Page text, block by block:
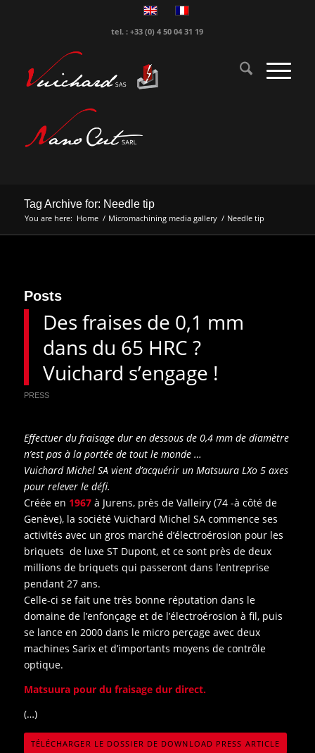
tel. : +33 (0) 4 50 04 31 19
Tag Archive for: Needle tip
You are here: Home / Micromachining media gallery / Needle tip
Posts
Des fraises de 0,1 mm
dans du 65 HRC ?
Vuichard s’engage !
PRESS
Effectuer du fraisage dur en dessous de 0,4 mm de diamètre
n’est pas à la portée de tout le monde …
Vuichard Michel SA vient d’acquérir un Matsuura LXo 5 axes
pour relever le défi.
Créée en 1967à Jurens, près de Valleiry (74 -à côté de
Genève), la société Vuichard Michel SA commence ses
activités avec un gros marché d’électroérosion pour les
briquets de luxe ST Dupont, et ce sont près de deux
millions de briquets qui passeront dans l’entreprise
pendant 27 ans.
Celle-ci se fait une très bonne réputation dans le
domaine de l’enfonçage et de l’électroérosion à fil, puis
se lance en 2000 dans le micro perçage avec deux
machines Sarix et d’importants moyens de contrôle
optique.
Matsuura pour du fraisage dur direct.
(…)
TÉLÉCHARGER LE DOSSIER DE DOWNLOAD PRESS ARTICLE